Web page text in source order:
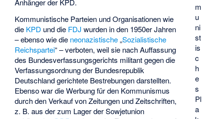
m
u
ni
st
is
c
h
e
s
Pl
a
Kommunistische Parteien und Organisationen wie
die KPD und die FDJ wurden in den 1950er Jahren
– ebenso wie die neonazistische„Sozialistische
Reichspartei“ – verboten, weil sie nach Auffassung
des Bundesverfassungsgerichts militant gegen die
Verfassungsordnung der Bundesrepublik
Deutschland gerichtete Bestrebungen darstellten.
Ebenso war die Werbung für den Kommunismus
durch den Verkauf von Zeitungen und Zeitschriften,
z. B. aus der zum Lager der Sowjetunion